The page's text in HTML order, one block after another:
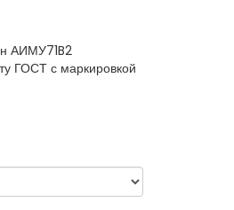
АИМУ71B2
ГОСТ с маркировкой